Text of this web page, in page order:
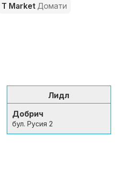
T Market Домати
Лидл
Добрич
бул. Русия 2